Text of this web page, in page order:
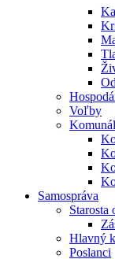
Voľby
Samospráva
Starosta
Hlavný
Poslanci